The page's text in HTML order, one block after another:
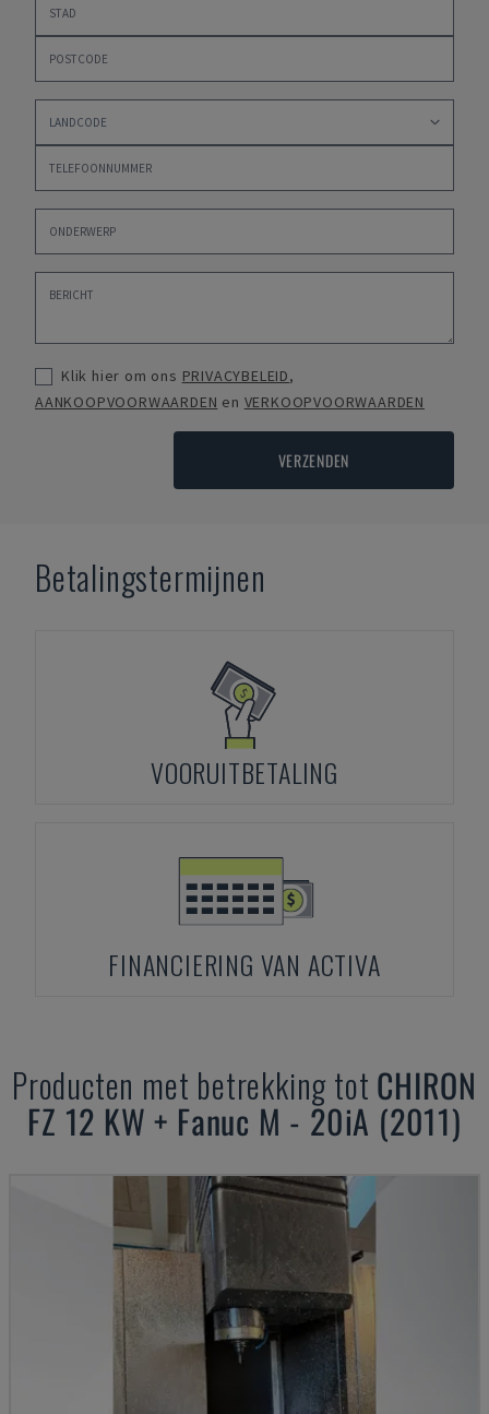
Klik hier om ons PRIVACYBELEID,
AANKOOPVOORWAARDEN en VERKOOPVOORWAARDEN
VERZENDEN
Betalingstermijnen
VOORUITBETALING
FINANCIERING VAN ACTIVA
Producten met betrekking tot CHIRON
FZ 12 KW + Fanuc M - 20iA (2011)